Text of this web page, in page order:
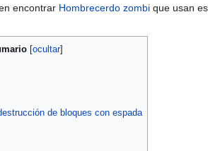
encontrar Hombrecerdo zombi que usan
de bloques con espada